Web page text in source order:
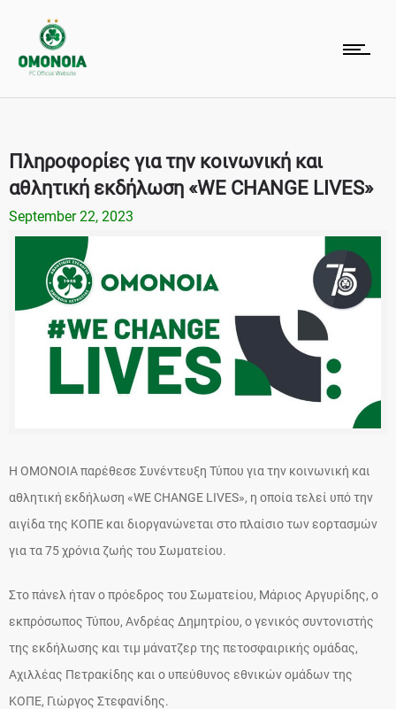
Πληροφορίες για την κοινωνική και
αθλητική εκδήλωση «WE CHANGE LIVES»
September 22, 2023
Η ΟΜΟΝΟΙΑ παρέθεσε Συνέντευξη Τύπου για την κοινωνική και
αθλητική εκδήλωση «WE CHANGE LIVES», η οποία τελεί υπό την
αιγίδα της ΚΟΠΕ και διοργανώνεται στο πλαίσιο των εορτασμών
για τα 75 χρόνια ζωής του Σωματείου.
Στο πάνελ ήταν ο πρόεδρος του Σωματείου, Μάριος Αργυρίδης, ο
εκπρόσωπος Τύπου, Ανδρέας Δημητρίου, ο γενικός συντονιστής
της εκδήλωσης και τιμ μάνατζερ της πετοσφαιρικής ομάδας,
Αχιλλέας Πετρακίδης και ο υπεύθυνος εθνικών ομάδων της
ΚΟΠΕ, Γιώργος Στεφανίδης.